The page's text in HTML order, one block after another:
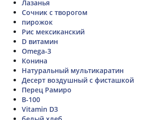
Лазанья
Сочник с творогом
пирожок
Рис мексиканский
D витамин
Omega-3
Конина
Натуральный мультикаратин
Десерт воздушный с фисташкой
Перец Рамиро
B-100
Vitamin D3